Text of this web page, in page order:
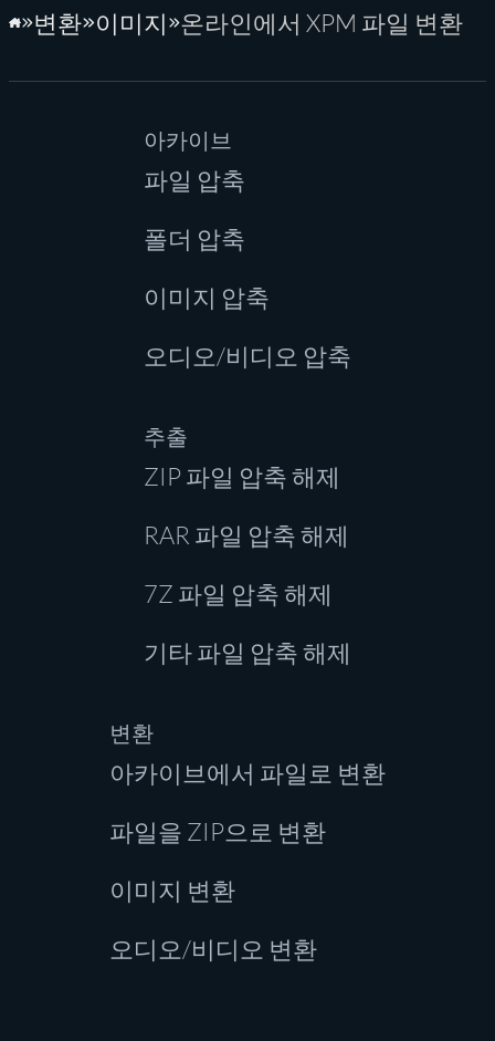
홈페이지
변환 이미지 온라인에서 XPM 파일 변환
아카이브
파일 압축
폴더 압축
이미지 압축
오디오/비디오 압축
추출
ZIP 파일 압축 해제
RAR 파일 압축 해제
7Z 파일 압축 해제
기타 파일 압축 해제
변환
아카이브에서 파일로 변환
파일을 ZIP으로 변환
이미지 변환
오디오/비디오 변환